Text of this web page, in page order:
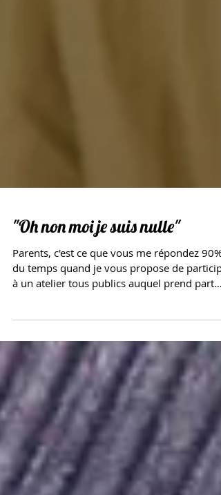
"Oh non moi je suis nulle"
Parents, c'est ce que vous me répondez 90%
à un atelier tous publics auquel prend part
votre...